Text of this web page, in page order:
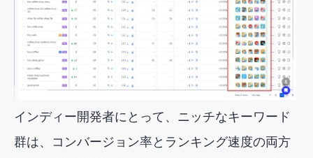
インディー開発者にとって、ニッチなキーワード
群は、コンバージョン率とランキング速度の両方